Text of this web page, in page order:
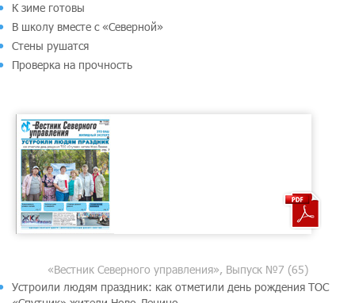
К зиме готовы
В школу вместе с «Северной»
Стены рушатся
Проверка на прочность
«Вестник Северного управления», Выпуск №7 (65)
Устроили людям праздник: как отметили день рождения ТОС